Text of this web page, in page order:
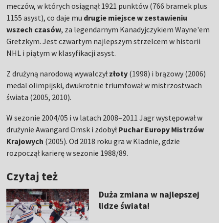
meczów, w których osiągnął 1921 punktów (766 bramek plus
1155 asyst), co daje mu drugie miejsce w zestawieniu
wszech czasów, za legendarnym Kanadyjczykiem Wayne'em
Gretzkym. Jest czwartym najlepszym strzelcem w historii
NHL i piątym w klasyfikacji asyst.
Z drużyną narodową wywalczyłzłoty (1998) i brązowy (2006)
medal olimpijski, dwukrotnie triumfował w mistrzostwach
świata (2005, 2010).
W sezonie 2004/05 i w latach 2008–2011 Jagr występował w
drużynie Awangard Omsk i zdobyłPuchar Europy Mistrzów
Krajowych (2005). Od 2018 roku gra w Kladnie, gdzie
rozpoczął karierę w sezonie 1988/89.
Czytaj też
Duża zmiana w najlepszej
lidze świata!